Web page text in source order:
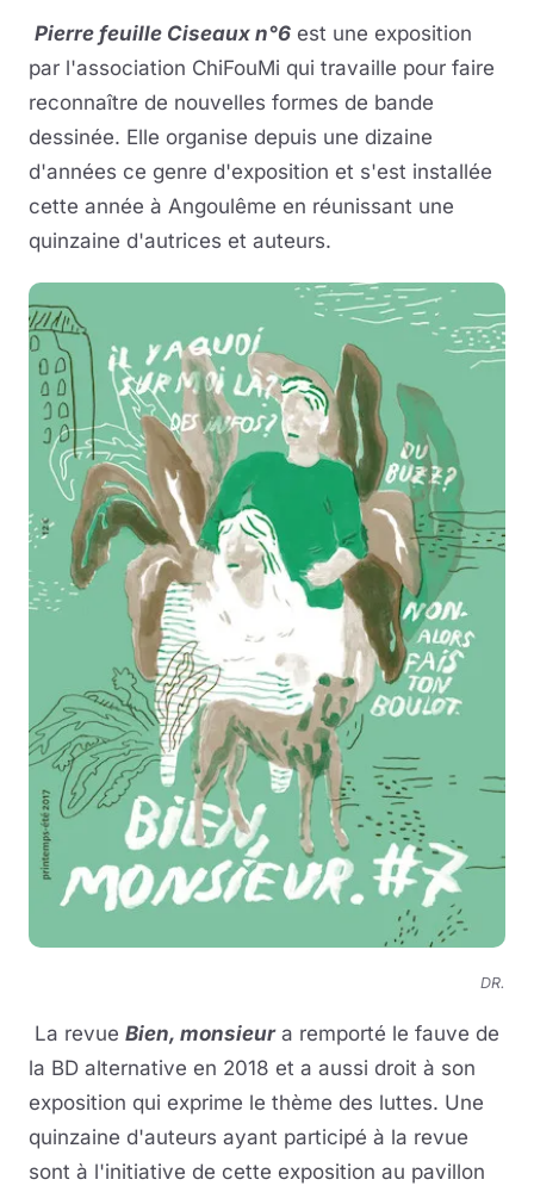
Pierre feuille Ciseaux n°6 est une exposition
par l'association ChiFouMi qui travaille pour faire
reconnaître de nouvelles formes de bande
dessinée. Elle organise depuis une dizaine
d'années ce genre d'exposition et s'est installée
cette année à Angoulême en réunissant une
quinzaine d'autrices et auteurs.
DR.
La revue Bien, monsieura remporté le fauve de
la BD alternative en 2018 et a aussi droit à son
exposition qui exprime le thème des luttes. Une
quinzaine d'auteurs ayant participé à la revue
sont à l'initiative de cette exposition au pavillon